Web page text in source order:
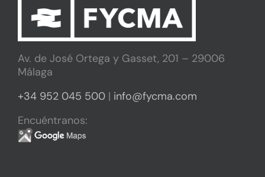
Av. de José Ortega y Gasset, 201 – 29006
Málaga
+34 952 045 500 | info@fycma.com
Encuéntranos: